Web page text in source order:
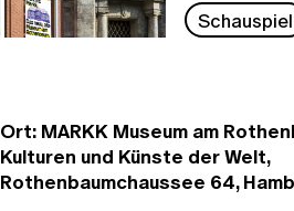
Schauspiel
Ort: MARKK Museum am
Kulturen und Künste der Welt,
Rothenbaumchaussee 64,